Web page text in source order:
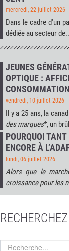
mercredi, 22 juillet 2026
Dans le cadre d'un
dédiée au secteur
JEUNES
OPTIQUE :
vendredi, 10 juillet 2026
Il y a 25 ans, la
des marques*, un
POURQUOI
ENCORE À
lundi, 06 juillet 2026
Alors que le
croissance pour les
Rechercher